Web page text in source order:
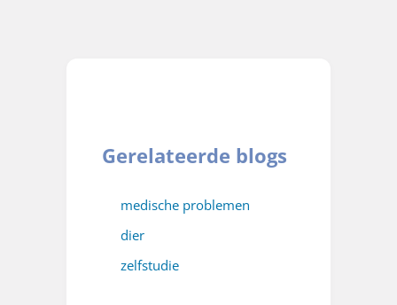
Gerelateerde blogs
medische problemen
dier
zelfstudie